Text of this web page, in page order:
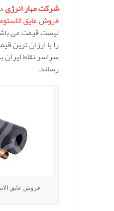
شرکت مهار انرژی
فروش عایق
لیست قیمت می
را با ارزان ترین
سراسر نقاط
رساند.
فروش عایق